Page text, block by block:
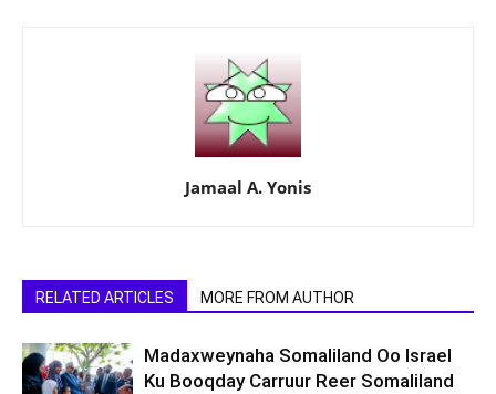
Jamaal A. Yonis
RELATED ARTICLES MORE FROM AUTHOR
Madaxweynaha Somaliland Oo Israel
Ku Booqday Carruur Reer Somaliland